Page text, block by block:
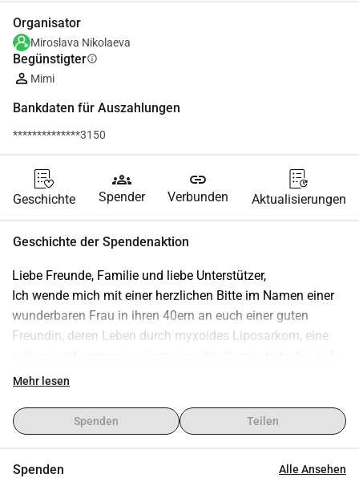
Organisator
Miroslava Nikolaeva
Begünstigterinfo
Mimi
Bankdaten für Auszahlungen
**************3150
Geschichte
groups
Spender
link
Verbunden Aktualisierungen
Geschichte der Spendenaktion
Liebe Freunde, Familie und liebe Unterstützer,
Ich wende mich mit einer herzlichen Bitte im Namen einer
wunderbaren Frau in ihren 40ern an euch einer guten
Freundin, deren Leben durch myxoides Liposarkom, eine
den Kopf gestellt wurde.
die Entfernung eines Teils ihres Oberschenkelmuskels, und
der Weg war nicht einfach. Obwohl der Krebs im Stadium II
Mehr lesen
Spenden Teilen
Spenden Alle Ansehen